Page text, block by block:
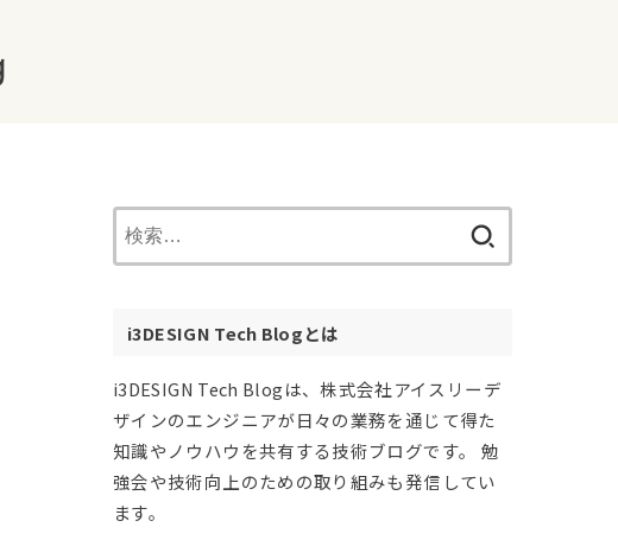
i3DESIGN Tech Blogとは
i3DESIGN Tech Blogは、株式会社アイスリーデ
ザインのエンジニアが日々の業務を通じて得た
知識やノウハウを共有する技術ブログです。 勉
強会や技術向上のための取り組みも発信してい
ます。